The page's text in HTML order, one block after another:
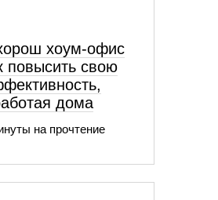
хоум-офис
повысить свою
дома
на прочтение